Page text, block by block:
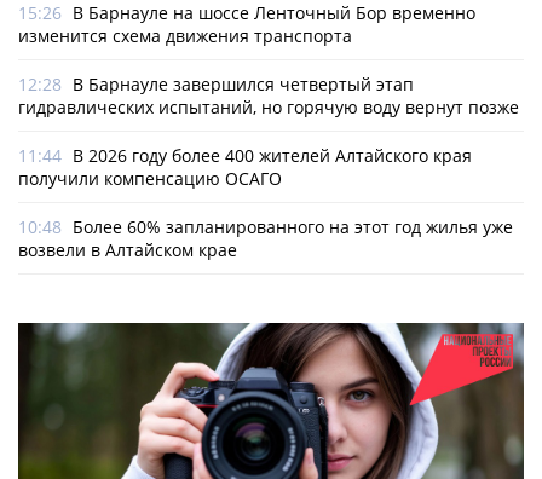
15:26 В Барнауле на шоссе Ленточный Бор временно
изменится схема движения транспорта
12:28 В Барнауле завершился четвертый этап
гидравлических испытаний, но горячую воду вернут позже
11:44 В 2026 году более 400 жителей Алтайского края
получили компенсацию ОСАГО
10:48 Более 60% запланированного на этот год жилья уже
возвели в Алтайском крае